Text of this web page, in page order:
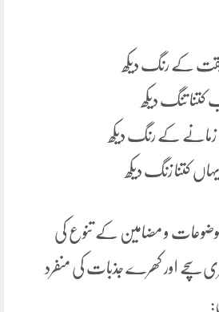
کے رنگ دیکھ
تنگ دیکھ
کے رنگ دیکھ
کتنا زنگ دیکھ
موضوعات و مضامین کے تنوع کی
سچے اور کھرے جذبات کی منفرد